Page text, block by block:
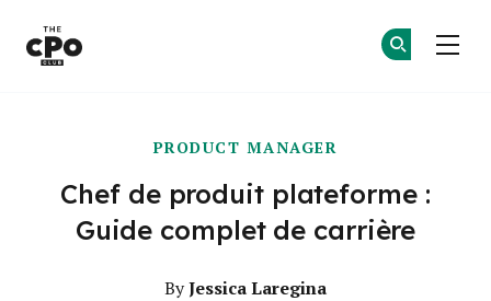
PRODUCT MANAGER
Chef de produit plateforme :
Guide complet de carrière
ByJessica Laregina